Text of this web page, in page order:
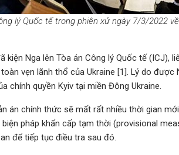
lý Quốc tế trong phiên xử ngày 7/3/2022
kiện Nga lên Tòa án Công lý Quốc tế (ICJ),
vẹn lãnh thổ của Ukraine [1]. Lý do
chính quyền Kyiv tại miền Đông Ukraine.
án chính thức sẽ mất rất nhiều thời gian
pháp khẩn cấp tạm thời (provisional
để tiếp tục điều tra sau đó.